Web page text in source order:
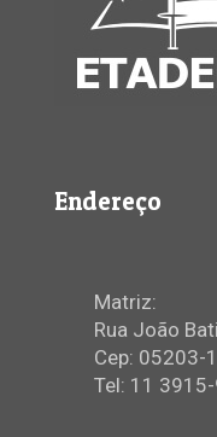
Endereço
Matriz:
Rua João
Cep: 05203-
Tel: 11